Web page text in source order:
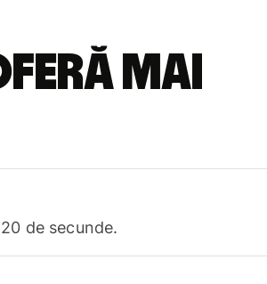
mai
de secunde.